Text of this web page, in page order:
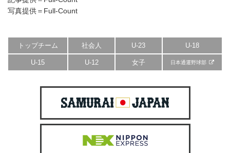
写真提供＝Full-Count
トップチーム 社会人 U-23 U-18
U-15 U-12 女子 日本通運野球部